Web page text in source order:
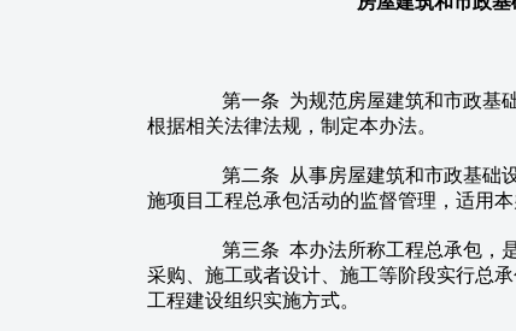
第一条 为规范房屋建筑和市政基础
根据相关法律法规，制定本办法。
第二条 从事房屋建筑和市政基础设
施项目工程总承包活动的监督管理，适用本
第三条 本办法所称工程总承包，是
采购、施工或者设计、施工等阶段实行总
工程建设组织实施方式。